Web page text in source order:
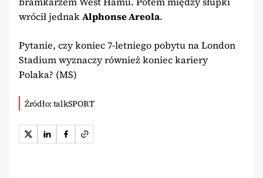
wrócił jednakAlphonse Areola.
Pytanie, czy koniec 7-letniego pobytu na London
Stadium wyznaczy również koniec kariery
Polaka? (MS)
Źródło: talkSPORT